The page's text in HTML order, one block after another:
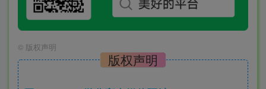
© 版权声明
版权声明